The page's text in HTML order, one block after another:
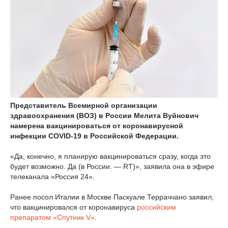
Представитель Всемирной организации
здравоохранения (ВОЗ) в России Мелита Вуйнович
намерена вакцинироваться от коронавирусной
инфекции COVID-19 в Российской Федерации.
«Да, конечно, я планирую вакцинироваться сразу, когда это
будет возможно. Да (в России. — RT)», заявила она в эфире
телеканала «Россия 24».
Ранее посол Италии в Москве Паскуале Терраччано заявил,
что вакцинировался от коронавируса российским
препаратом «Спутник V»